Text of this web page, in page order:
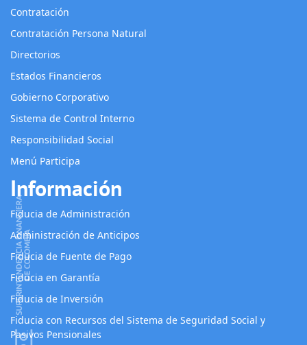
Contratación
Contratación Persona Natural
Directorios
Estados Financieros
Gobierno Corporativo
Sistema de Control Interno
Responsibilidad Social
Menú Participa
Información
Fiducia de Administración
Administración de Anticipos
Fiducia de Fuente de Pago
Fiducia en Garantía
Fiducia de Inversión
Fiducia con Recursos del Sistema de Seguridad Social y
Pasivos Pensionales